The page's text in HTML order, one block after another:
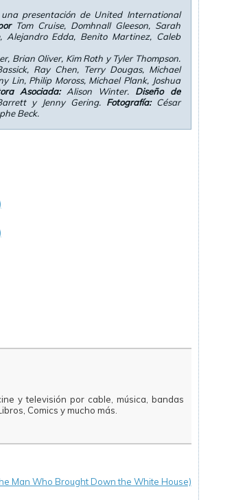
presentación de United International
Tom Cruise, Domhnall Gleeson, Sarah
Alejandro Edda, Benito Martinez, Caleb
Brian Oliver, Kim Roth y Tyler Thompson.
Ray Chen, Terry Dougas, Michael
Lin, Philip Moross, Michael Plank, Joshua
Asociada:Alison Winter. Diseño de
y Jenny Gering. Fotografía:César
Beck.
y televisión por cable, música, bandas
Comics y mucho más.
Man Who Brought Down the White House)